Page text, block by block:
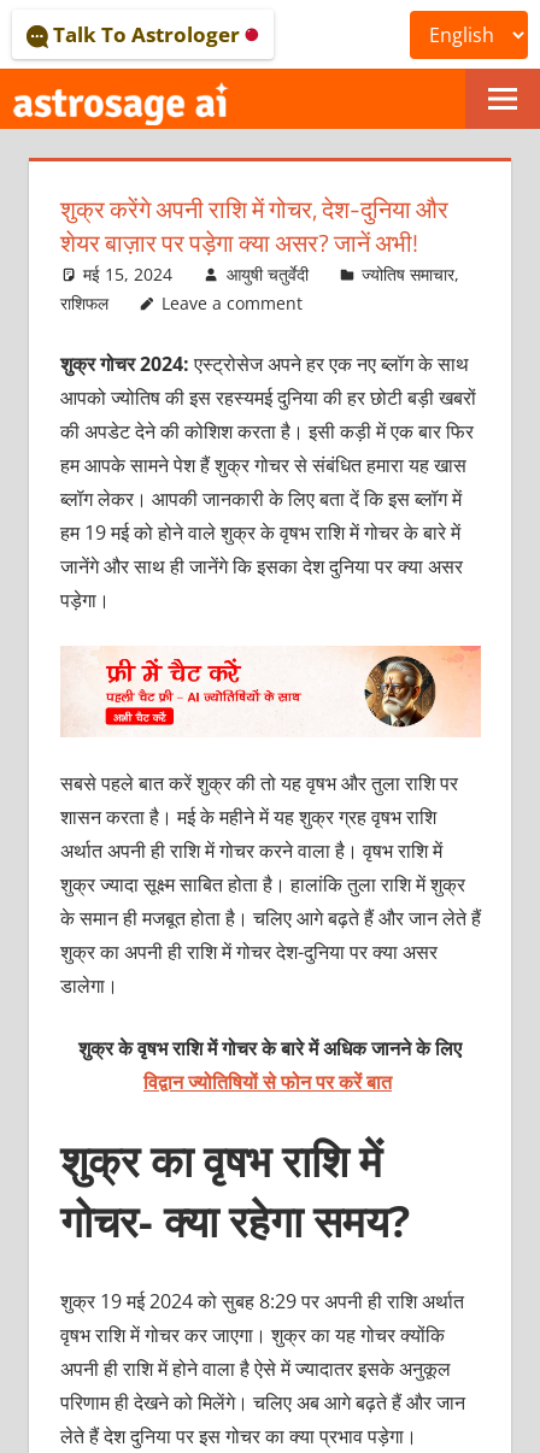
to
content
ONLINE
ASTROLOGICAL
JOURNAL
–
ASTROSAGE
MAGAZINE
Talk To Astrologer
शुक्र करेंगे अपनी राशि में गोचर, देश-दुनिया और
शेयर बाज़ार पर पड़ेगा क्या असर? जानें अभी!
मई 15, 2024 आयुषी चतुर्वेदी ज्योतिष समाचार,
राशिफल
Leave a comment
शुक्र गोचर 2024:एस्ट्रोसेज अपने हर एक नए ब्लॉग के साथ
आपको ज्योतिष की इस रहस्यमई दुनिया की हर छोटी बड़ी खबरों
की अपडेट देने की कोशिश करता है। इसी कड़ी में एक बार फिर
हम आपके सामने पेश हैं शुक्र गोचर से संबंधित हमारा यह खास
ब्लॉग लेकर। आपकी जानकारी के लिए बता दें कि इस ब्लॉग में
हम 19 मई को होने वाले शुक्र के वृषभ राशि में गोचर के बारे में
जानेंगे और साथ ही जानेंगे कि इसका देश दुनिया पर क्या असर
पड़ेगा।
सबसे पहले बात करें शुक्र की तो यह वृषभ और तुला राशि पर
शासन करता है। मई के महीने में यह शुक्र ग्रह वृषभ राशि
अर्थात अपनी ही राशि में गोचर करने वाला है। वृषभ राशि में
शुक्र ज्यादा सूक्ष्म साबित होता है। हालांकि तुला राशि में शुक्र
के समान ही मजबूत होता है। चलिए आगे बढ़ते हैं और जान लेते हैं
शुक्र का अपनी ही राशि में गोचर देश-दुनिया पर क्या असर
डालेगा।
शुक्र केवृषभराशि में गोचर के बारे में अधिक जानने के लिए
विद्वान ज्योतिषियों से फोन पर करें बात
शुक्र का वृषभ राशि में
गोचर- क्या रहेगा समय?
शुक्र 19 मई 2024 को सुबह 8:29 पर अपनी ही राशि अर्थात
वृषभ राशि में गोचर कर जाएगा। शुक्र का यह गोचर क्योंकि
अपनी ही राशि में होने वाला है ऐसे में ज्यादातर इसके अनुकूल
परिणाम ही देखने को मिलेंगे। चलिए अब आगे बढ़ते हैं और जान
लेते हैं देश दुनिया पर इस गोचर का क्या प्रभाव पड़ेगा।